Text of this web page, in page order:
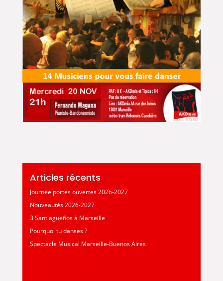
Articles récents
Journée portes ouvertes 2026-2027
Nouveautés 2026-2027
3 Santiagueños à Marseille
Pourquoi tu danses ?
Spectacle Musical Marseille-Buenos Aires